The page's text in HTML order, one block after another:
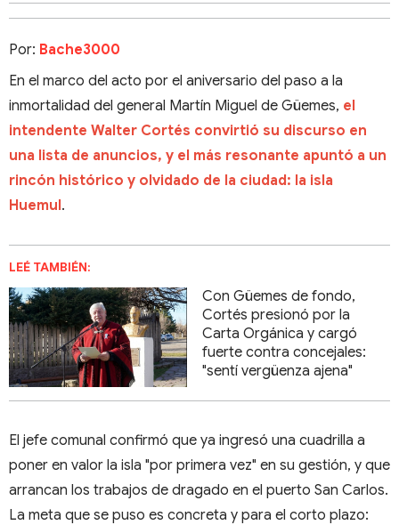
Por: Bache3000
En el marco del acto por el aniversario del paso a la
inmortalidad del general Martín Miguel de Güemes, el
intendente Walter Cortés convirtió su discurso en
una lista de anuncios, y el más resonante apuntó a un
rincón histórico y olvidado de la ciudad: la isla
Huemul.
LEÉ TAMBIÉN:
Con Güemes de fondo,
Cortés presionó por la
Carta Orgánica y cargó
fuerte contra concejales:
"sentí vergüenza ajena"
El jefe comunal confirmó que ya ingresó una cuadrilla a
poner en valor la isla "por primera vez" en su gestión, y que
arrancan los trabajos de dragado en el puerto San Carlos.
La meta que se puso es concreta y para el corto plazo: